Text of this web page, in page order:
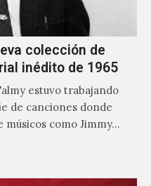
colección de
inédito de 1965
estuvo trabajando
de canciones donde
como Jimmy…